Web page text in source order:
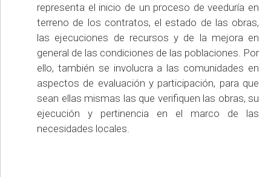
representa el inicio de un proceso de veeduría en
terreno de los contratos, el estado de las obras,
las ejecuciones de recursos y de la mejora en
general de las condiciones de las poblaciones. Por
ello, también se involucra a las comunidades en
aspectos de evaluación y participación, para que
sean ellas mismas las que verifiquen las obras, su
ejecución y pertinencia en el marco de las
necesidades locales.